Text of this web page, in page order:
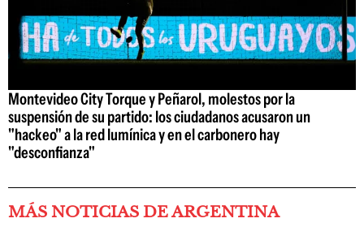
Montevideo City Torque y Peñarol, molestos por la
suspensión de su partido: los ciudadanos acusaron un
"hackeo" a la red lumínica y en el carbonero hay
"desconfianza"
MÁS NOTICIAS DE ARGENTINA